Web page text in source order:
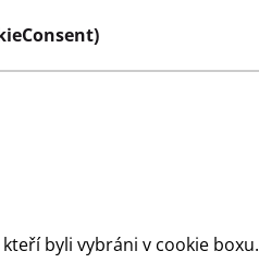
byli vybráni v cookie boxu.